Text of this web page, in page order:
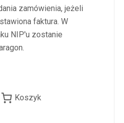
zamówienia, jeżeli
faktura. W
NIP'u zostanie
Koszyk